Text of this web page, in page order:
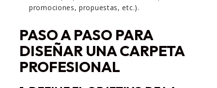
promociones, propuestas, etc.).
PASO A PASO PARA
DISEÑAR UNA CARPETA
PROFESIONAL